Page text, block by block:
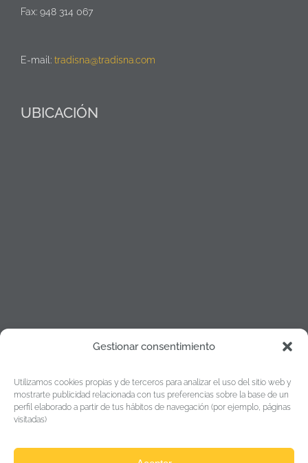
Gestionar consentimiento
Utilizamos cookies propias y de terceros para analizar el uso del sitio web y
mostrarte publicidad relacionada con tus preferencias sobre la base de un
perfil elaborado a partir de tus hábitos de navegación (por ejemplo, páginas
visitadas)
Fax: 948 314 067
E-mail: tradisna@tradisna.com
UBICACIÓN
Política de Privacidad
Aviso legal